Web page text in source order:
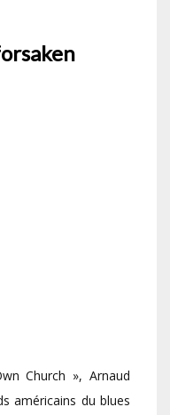
Church », Arnaud
américains du blues